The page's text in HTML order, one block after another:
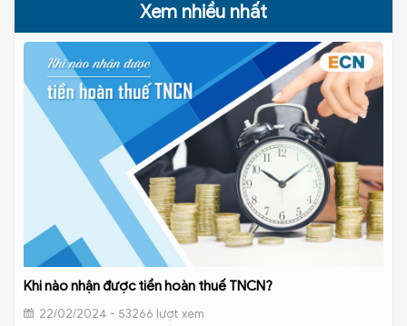
Xem nhiều nhất
Khi nào nhận được tiền hoàn thuế TNCN?
22/02/2024 - 53266 lượt xem